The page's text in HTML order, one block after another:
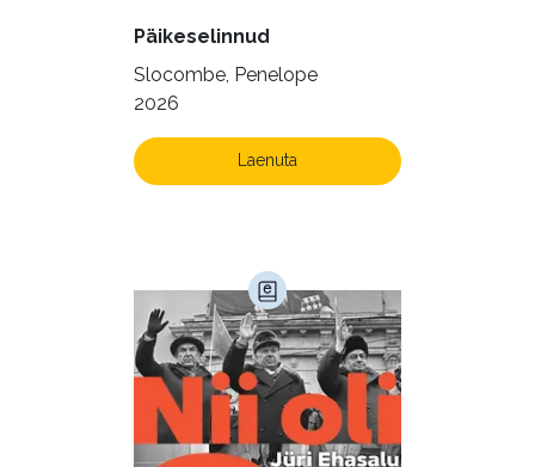
Päikeselinnud
Slocombe, Penelope
2026
Laenuta